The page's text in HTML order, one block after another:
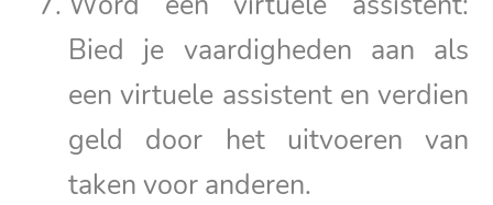
Bied je vaardigheden aan als
een virtuele assistent en verdien
geld door het uitvoeren van
taken voor anderen.